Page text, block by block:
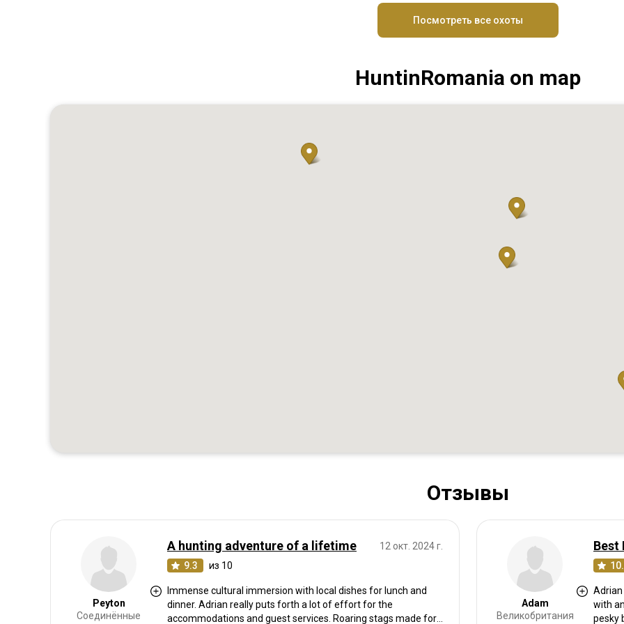
Посмотреть все охоты
HuntinRomania on map
Отзывы
Peyton
Соединённые
12 окт. 2024 г.
A hunting adventure of a lifetime
9.3 из 10
Immense cultural immersion with local dishes for lunch and
dinner. Adrian really puts forth a lot of effort for the
accommodations and guest services. Roaring stags made for
Adam
Великобритания
Best
with
pesky